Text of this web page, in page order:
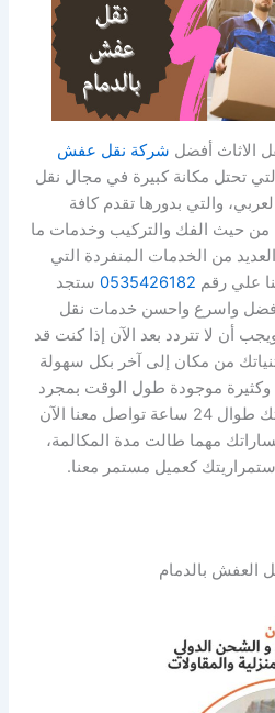
الاثاث أفضل شركة نقل عفش
تحتل مكانة كبيرة في مجال نقل
والتي بدورها تقدم كافة
من حيث الفك والتركيب وخدمات ما
من الخدمات المنفردة التي
علي رقم 0535426182 ستجد
واسرع واحسن خدمات نقل
أن لا تتردد بعد الآن إذا كنت قد
من مكان إلى آخر بكل سهولة
وكثيرة موجودة طول الوقت بمجرد
طلبك للخدمة تجدنا في خدمتك طوال 24 ساعة تواصل معنا الآن
مهما طالت مدة المكالمة،
كعميل مستمر معنا.
العفش بالدمام